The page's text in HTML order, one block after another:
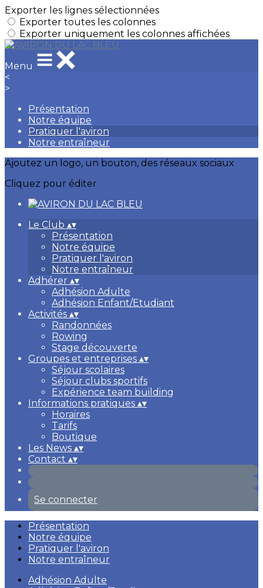
Exporter les lignes sélectionnées
Exporter toutes les colonnes
Exporter uniquement les colonnes affichées
Menu
<
>
Présentation
Notre équipe
Pratiquer l'aviron
Notre entraîneur
Ajoutez un logo, un bouton, des réseaux sociaux
Cliquez pour éditer
Le Club ▴▾
Présentation
Notre équipe
Pratiquer l'aviron
Notre entraîneur
Adhérer ▴▾
Adhésion Adulte
Adhésion Enfant/Etudiant
Activités ▴▾
Randonnées
Rowing
Stage découverte
Groupes et entreprises ▴▾
Séjour scolaires
Séjour clubs sportifs
Expérience team building
Informations pratiques ▴▾
Horaires
Tarifs
Boutique
Les News ▴▾
Contact ▴▾
Se connecter
Présentation
Notre équipe
Pratiquer l'aviron
Notre entraîneur
Adhésion Adulte